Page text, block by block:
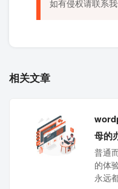
如有侵权请联系我
相关文章
母的
普通
的体
永远